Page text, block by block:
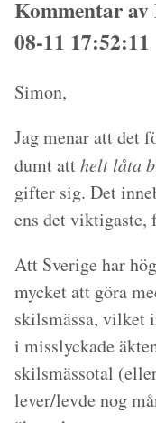
Kommentar
08-11 17:52:11
Simon,
Jag menar att det
dumt atthelt låta
gifter sig. Det
ens det
Att Sverige har
mycket att göra
skilsmässa, vilket
i misslyckade
skilsmässotal
lever/levde nog